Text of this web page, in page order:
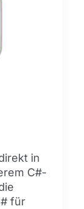
in
C#-
für